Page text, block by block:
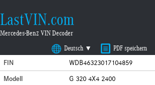
LastVIN.com
Mercedes-Benz VIN Decoder
Deutsch ▼ PDF speichern
FIN
WDB46323017104859
Modell
G 320 4X4 2400